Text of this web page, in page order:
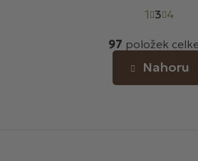
v
l
á
t
á
n
k
o
1 3 4
97 položek
Nahoru